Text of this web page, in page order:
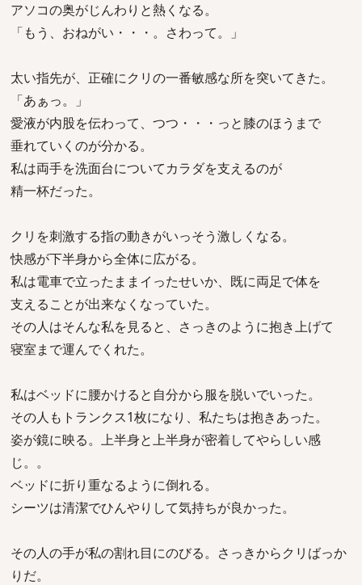
アソコの奥がじんわりと熱くなる。
「もう、おねがい・・・。さわって。」
太い指先が、正確にクリの一番敏感な所を突いてきた。
「あぁっ。」
愛液が内股を伝わって、つつ・・・っと膝のほうまで
垂れていくのが分かる。
私は両手を洗面台についてカラダを支えるのが
精一杯だった。
クリを刺激する指の動きがいっそう激しくなる。
快感が下半身から全体に広がる。
私は電車で立ったままイったせいか、既に両足で体を
支えることが出来なくなっていた。
その人はそんな私を見ると、さっきのように抱き上げて
寝室まで運んでくれた。
私はベッドに腰かけると自分から服を脱いでいった。
その人もトランクス1枚になり、私たちは抱きあった。
姿が鏡に映る。上半身と上半身が密着してやらしい感
じ。。
ベッドに折り重なるように倒れる。
シーツは清潔でひんやりして気持ちが良かった。
その人の手が私の割れ目にのびる。さっきからクリばっか
りだ。